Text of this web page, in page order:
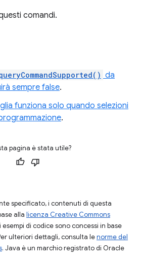
comandi.
da
sempre false.
funziona solo quando selezioni
.
pagina è stata utile?
specificato, i contenuti di questa
alla licenza Creative Commons
esempi di codice sono concessi in base
ulteriori dettagli, consulta lenorme del
. Java è un marchio registrato di Oracle